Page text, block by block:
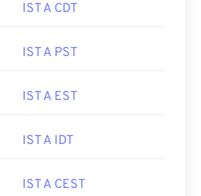
IST A CDT
IST A PST
IST A EST
IST A IDT
IST A CEST